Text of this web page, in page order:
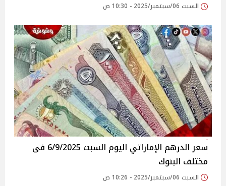
السبت 06/سبتمبر/2025 - 10:30 ص
سعر الدرهم الإماراتي اليوم السبت 6/9/2025 فى
مختلف البنوك
السبت 06/سبتمبر/2025 - 10:26 ص